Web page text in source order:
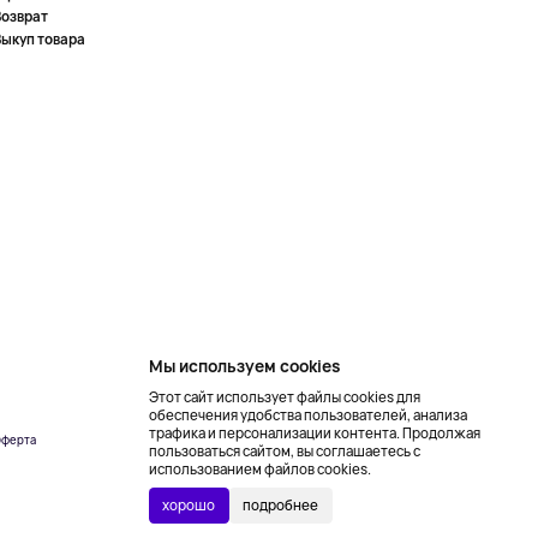
товара
Создание сайта –
NetLab
Мы используем cookies
Этот сайт использует файлы cookies для
обеспечения удобства пользователей, анализа
трафика и персонализации контента. Продолжая
пользоваться сайтом, вы соглашаетесь с
использованием файлов cookies.
хорошо подробнее